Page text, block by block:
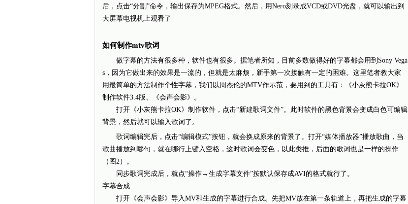
后，点击“分割”命令，输出保存为MPEG格式。然后，用Nero刻录成VCD或DVD光盘，就可以输出到
大屏幕电视机上观看了
如何制作mtv歌词
做字幕的方法有很多种，软件也有很多。据笔者所知，目前多数做得好的字幕都会用到Sony Vega
s，因为它做出来的效果是一流的，但就是太麻烦，新手第一次接触有一定的困难。这里笔者教大家
用最简单的方法制作个性字幕，我们以周杰伦的MTV作示范，要用到的工具有：《小灰熊卡拉OK》
制作软件3.4版、《会声会影》。
打开《小灰熊卡拉OK》制作软件，点击“新建歌词文件”。此时软件的黑色背景会变成白色可编辑
背景，然后就可以输入歌词了。
歌词编辑完后，点击“编辑模式”按钮，就会换成原来的背景了。打开“媒体播放器”播放歌曲，当
歌曲播放到哪句，就在哪行上键入空格，这时歌词会变色，以此类推，后面的歌词也是一样的操作
（图2）。
同步歌词完成后，就点“操作→生成字幕文件”按默认保存成AVI的格式就行了。
字幕合成
打开《会声会影》导入MV和生成的字幕进行合成。先把MV放在第一条轨道上，再把生成的字幕